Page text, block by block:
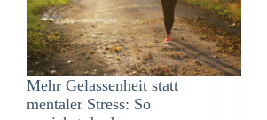
Mehr Gelassenheit statt
mentaler Stress: So